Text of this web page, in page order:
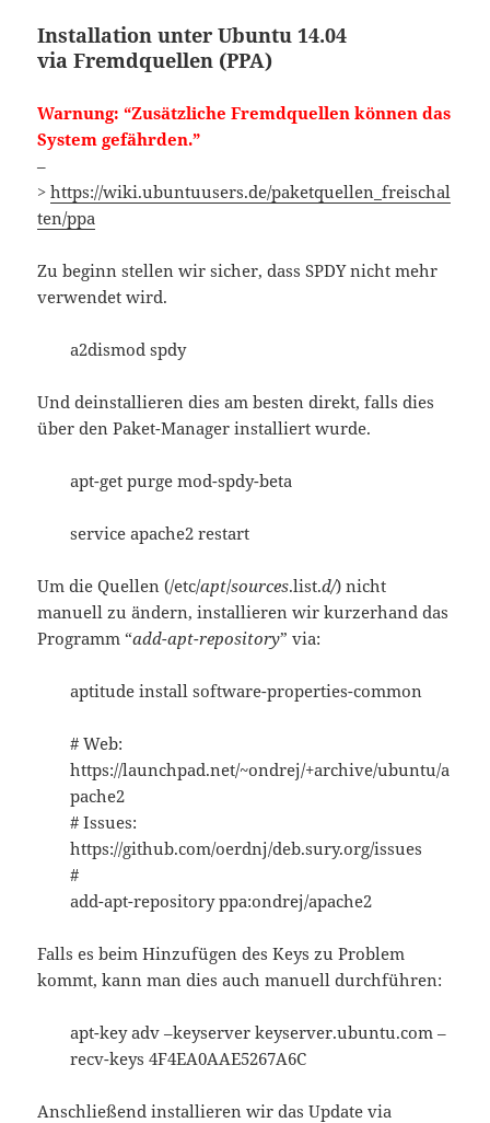
Installation unter Ubuntu 14.04
via Fremdquellen (PPA)
Warnung: “Zusätzliche Fremdquellen können das
System gefährden.”
–
>https://wiki.ubuntuusers.de/paketquellen_freischal
ten/ppa
Zu beginn stellen wir sicher, dass SPDY nicht mehr
verwendet wird.
a2dismod spdy
Und deinstallieren dies am besten direkt, falls dies
über den Paket-Manager installiert wurde.
apt-get purge mod-spdy-beta
service apache2 restart
Um die Quellen (/etc/apt/sources.list.d/) nicht
manuell zu ändern, installieren wir kurzerhand das
Programm “add-apt-repository” via:
aptitude install software-properties-common
# Web:
https://launchpad.net/~ondrej/+archive/ubuntu/a
pache2
# Issues:
https://github.com/oerdnj/deb.sury.org/issues
#
add-apt-repository ppa:ondrej/apache2
Falls es beim Hinzufügen des Keys zu Problem
kommt, kann man dies auch manuell durchführen:
apt-key adv –keyserver keyserver.ubuntu.com –
recv-keys 4F4EA0AAE5267A6C
Anschließend installieren wir das Update via